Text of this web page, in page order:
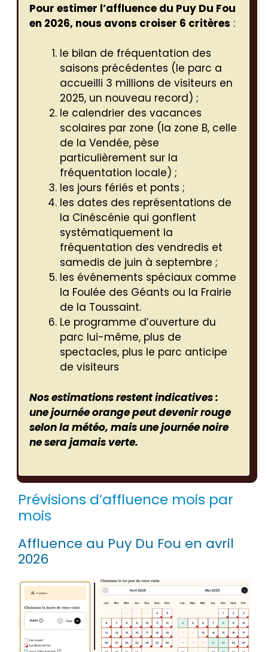
Pour estimer l’affluence du Puy Du Fou
en 2026, nous avons croiser 6 critères :
le bilan de fréquentation des
saisons précédentes (le parc a
accueilli 3 millions de visiteurs en
2025, un nouveau record) ;
le calendrier des vacances
scolaires par zone (la zone B, celle
de la Vendée, pèse
particulièrement sur la
fréquentation locale) ;
les jours fériés et ponts ;
les dates des représentations de
la Cinéscénie qui gonflent
systématiquement la
fréquentation des vendredis et
samedis de juin à septembre ;
les événements spéciaux comme
la Foulée des Géants ou la Frairie
de la Toussaint.
Le programme d’ouverture du
parc lui-même, plus de
spectacles, plus le parc anticipe
de visiteurs
Nos estimations restent indicatives :
une journée orange peut devenir rouge
selon la météo, mais une journée noire
ne sera jamais verte.
Prévisions d’affluence mois par
mois
Affluence au Puy Du Fou en avril
2026